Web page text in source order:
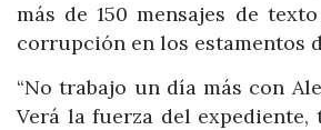
más de 150 mensajes de
corrupción en los estamentos
“No trabajo un día más con
Verá la fuerza del expediente,